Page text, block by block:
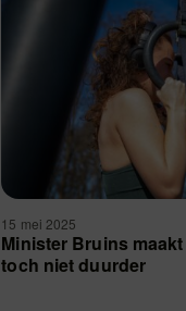
15 mei 2025
Minister Bruins
toch niet duurder